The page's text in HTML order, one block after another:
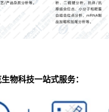
物科技一站式服务：